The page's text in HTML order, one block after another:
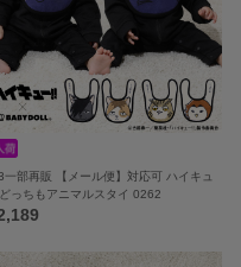
一部再販 【メール便】対応可 ハイキュ
っちもアニマルスタイ 0262